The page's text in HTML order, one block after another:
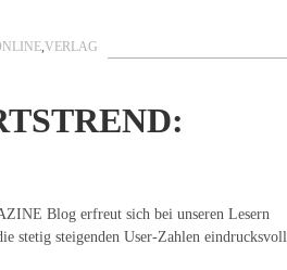
,VERLAG
Blog erfreut sich bei unseren Lesern
stetig steigenden User-Zahlen eindrucksvoll